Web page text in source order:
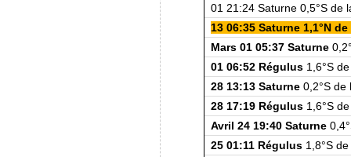
01 21:24 Saturne 0,5°S de
13 06:35 Saturne 1,1°N
Mars 01 05:37 Saturne
01 06:52 Régulus1,6°S
28 13:13 Saturne0,2°S de
28 17:19 Régulus1,6°S
Avril 24 19:40 Saturne
25 01:11 Régulus1,8°S de